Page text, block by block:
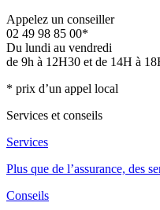
Appelez un conseiller
02 49 98 85 00*
Du lundi au vendredi
de 9h à 12H30 et de 14H à
* prix d’un appel local
Services et conseils
Services
Plus que de l’assurance, des
Conseils